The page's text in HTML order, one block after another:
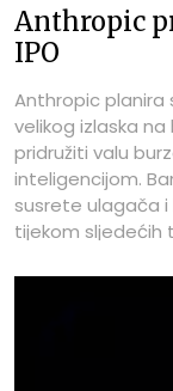
Anthropic
IPO
Anthropic
velikog izlaska
pridružiti valu
inteligencijom.
susrete ulagača
tijekom sljedećih